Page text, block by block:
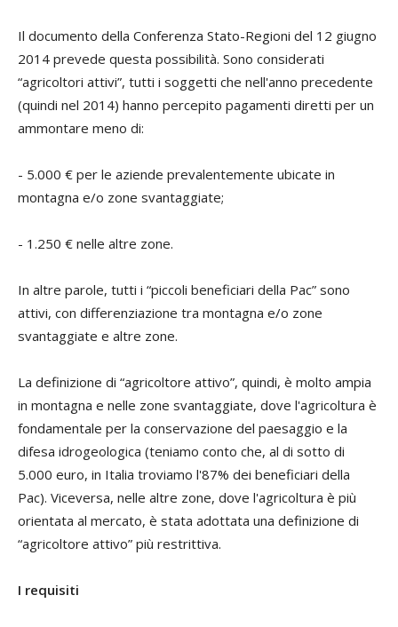
Il documento della Conferenza Stato-Regioni del 12 giugno
2014 prevede questa possibilità. Sono considerati
“agricoltori attivi”, tutti i soggetti che nell'anno precedente
(quindi nel 2014) hanno percepito pagamenti diretti per un
ammontare meno di:
- 5.000 € per le aziende prevalentemente ubicate in
montagna e/o zone svantaggiate;
- 1.250 € nelle altre zone.
In altre parole, tutti i “piccoli beneficiari della Pac” sono
attivi, con differenziazione tra montagna e/o zone
svantaggiate e altre zone.
La definizione di “agricoltore attivo”, quindi, è molto ampia
in montagna e nelle zone svantaggiate, dove l'agricoltura è
fondamentale per la conservazione del paesaggio e la
difesa idrogeologica (teniamo conto che, al di sotto di
5.000 euro, in Italia troviamo l'87% dei beneficiari della
Pac). Viceversa, nelle altre zone, dove l'agricoltura è più
orientata al mercato, è stata adottata una definizione di
“agricoltore attivo” più restrittiva.
I requisiti